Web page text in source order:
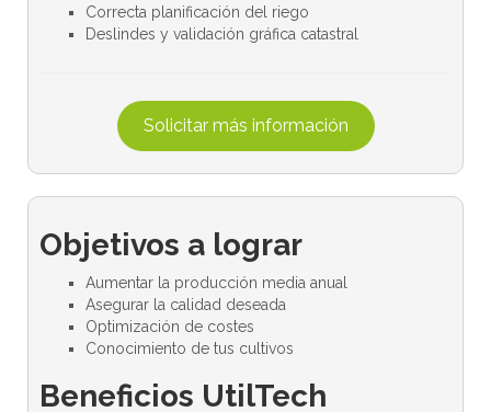
Correcta planificación del riego
Deslindes y validación gráfica catastral
Solicitar más información
Objetivos a lograr
Aumentar la producción media anual
Asegurar la calidad deseada
Optimización de costes
Conocimiento de tus cultivos
Beneficios UtilTech